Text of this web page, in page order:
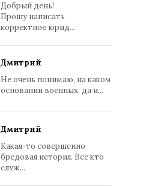
Добрый день!
Прошу написать
корректное юрид...
Дмитрий
Не очень понимаю, на каком
основании военных, да и...
Дмитрий
Какая-то совершенно
бредовая история. Все кто
служ...